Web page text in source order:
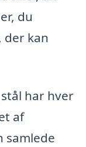
du
der kan
har hver
af
samlede